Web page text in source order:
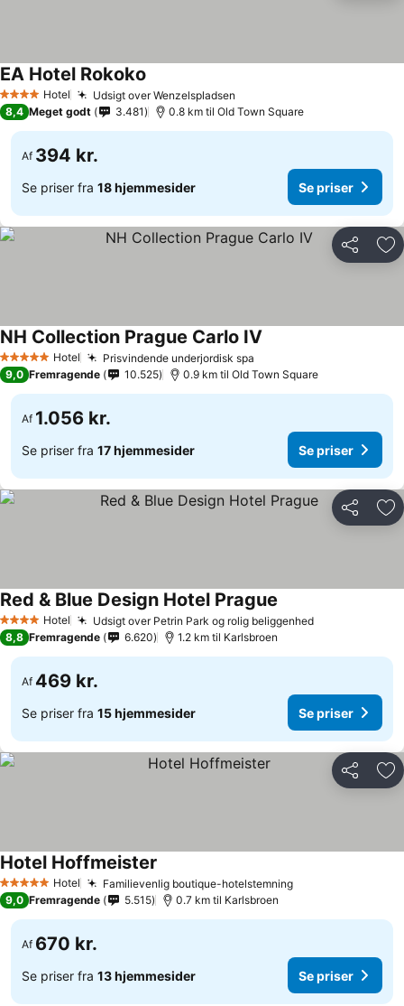
4 StjernerHotel Udsigt over Wenzelspladsen
EA Hotel Rokoko
8,4 Meget godt 3.481 0.8 km til Old Town Square
Af 394 kr.
Se priser fra 18 hjemmesider Se priser
Del
5 Stjerner Hotel Prisvindende underjordisk spa
NH Collection Prague Carlo IV
9,0 Fremragende 10.525 0.9 km til Old Town Square
Af 1.056 kr.
Se priser fra 17 hjemmesider Se priser
Del
4 StjernerHotel Udsigt over Petrin Park og rolig beliggenhedSe priser
Red & Blue Design Hotel Prague
8,8 Fremragende 6.620 1.2 km til Karlsbroen
Af 469 kr.
Se priser fra 15 hjemmesider Se priser
Del
5 Stjerner Hotel Familievenlig boutique-hotelstemningSe priser
Hotel Hoffmeister
9,0 Fremragende 5.515 0.7 km til Karlsbroen
Af 670 kr.
Se priser fra 13 hjemmesider Se priser